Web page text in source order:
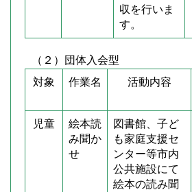
収を行いま
す。
（２）団体入会型
対象
作業名 活動内容
児童
絵本読
み聞か
せ
図書館、子ど
も家庭支援セ
ンター等市内
公共施設にて
絵本の読み聞